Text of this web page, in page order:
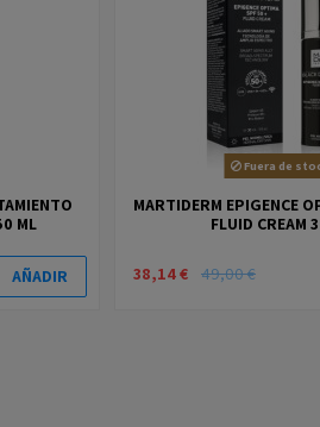
ML
AÑADIR
Fuera de
MARTIDERM EPIGENCE
FLUID CREAM
38,14 € 49,00 €